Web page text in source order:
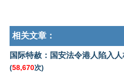
相关文章：
国际特赦：国安法令港人陷入
(58,670次)